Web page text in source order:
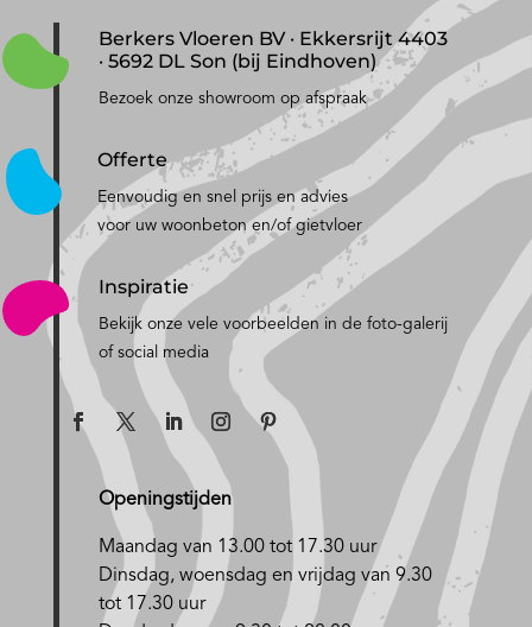
Berkers Vloeren BV · Ekkersrijt 4403
· 5692 DL Son (bij Eindhoven)
Bezoek onze showroom op afspraak
Offerte
Eenvoudig en snel prijs en advies
voor uw woonbeton en/of gietvloer
Inspiratie
Bekijk onze vele voorbeelden in de foto-galerij
of social media
Openingstijden
Maandag van 13.00 tot 17.30 uur
Dinsdag, woensdag en vrijdag van 9.30
tot 17.30 uur